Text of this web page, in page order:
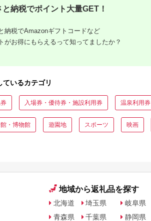
収いくら
？おす
と納税でポイント大量GET！
納税でAmazonギフトコードなど
がお得にもらえるって知ってましたか？
いるカテゴリ
入場券・優待券・施設利用券 温泉利用券
・博物館 遊園地 スポーツ 映画
地域から返礼品を探す
北海道
青森県
埼玉県
千葉県
岐阜県
静岡県